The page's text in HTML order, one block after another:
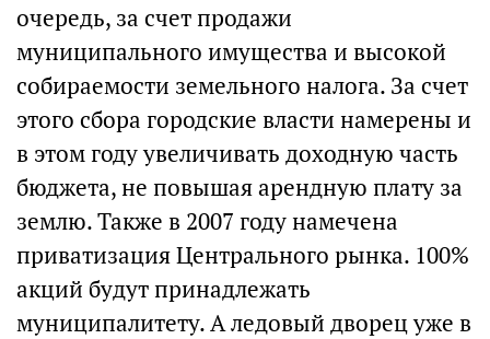
очередь, за счет продажи
муниципального имущества и высокой
собираемости земельного налога. За счет
этого сбора городские власти намерены и
в этом году увеличивать доходную часть
бюджета, не повышая арендную плату за
землю. Также в 2007 году намечена
приватизация Центрального рынка. 100%
акций будут принадлежать
муниципалитету. А ледовый дворец уже в